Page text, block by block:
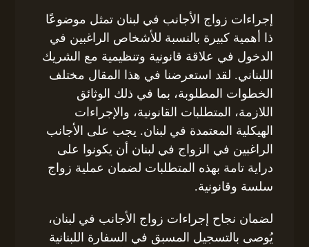
إجراءات زواج الأجانب في لبنان تمثل موضوعًا
ذا أهمية كبيرة بالنسبة للأشخاص الراغبين في
الدخول في علاقة قانونية وتنظيمية مع الشريك
اللبناني. لقد استعرضنا في هذا المقال مختلف
الخطوات المطلوبة، بما في ذلك الوثائق
اللازمة، المتطلبات القانونية، والإجراءات
الهيكلية المعتمدة في لبنان. يجب على الأجانب
الراغبين في الزواج في لبنان أن يكونوا على
دراية تامة بهذه المتطلبات لضمان عملية زواج
سلسة وقانونية.
لضمان نجاح إجراءات زواج الأجانب في لبنان،
يُوصى بالتسجيل المسبق في السفارة اللبنانية